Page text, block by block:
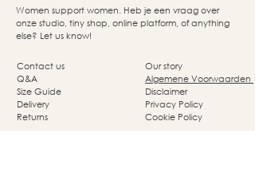
Women support women. Heb je een vraag over
onze studio, tiny shop, online platform, of anything
else? Let us know!
Our story
Algemene Voorwaarden
Disclaimer
Privacy Policy
Cookie Policy
Contact us
Q&A
Size Guide
Delivery
Returns